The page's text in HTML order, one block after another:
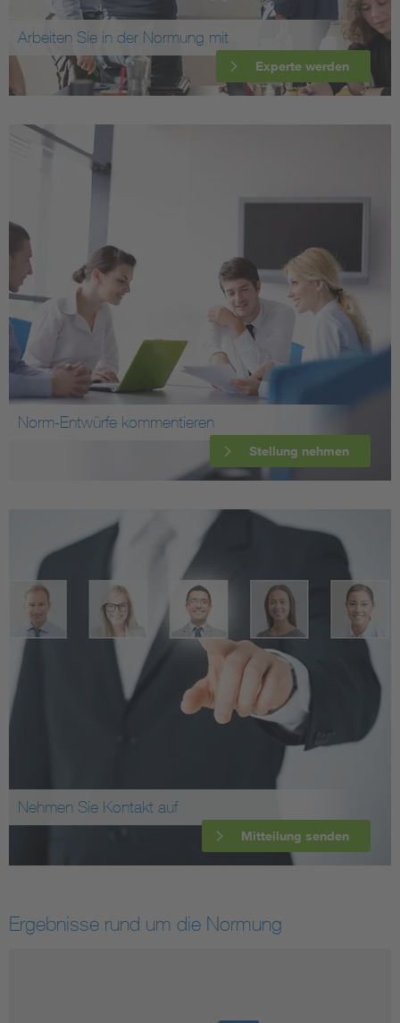
Arbeiten Sie in der Normung mit
Experte werden
Norm-Entwürfe kommentieren
Stellung nehmen
Nehmen Sie Kontakt auf
Mitteilung senden
Ergebnisse rund um die Normung